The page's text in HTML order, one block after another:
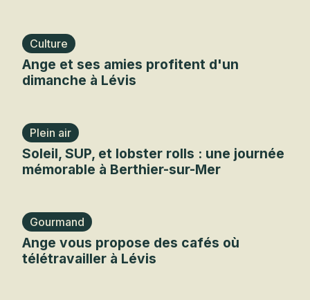
Culture
Ange et ses amies profitent d'un
dimanche à Lévis
Plein air
Soleil, SUP, et lobster rolls : une journée
mémorable à Berthier-sur-Mer
Gourmand
Ange vous propose des cafés où
télétravailler à Lévis